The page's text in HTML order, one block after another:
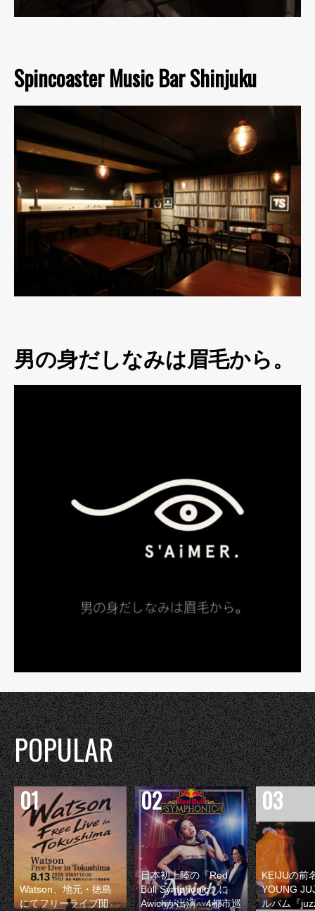
Spincoaster Music Bar Shinjuku
男の身だしなみは眉毛から。
POPULAR
Watson、地元・徳島
にてフリーライブ開
日本初上陸の『Red
Bull Symphonic』に
Awichが出演 4都市巡
KEIJUの前
YOUNG
ルバム『